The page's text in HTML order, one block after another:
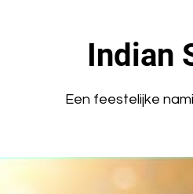
Indian
Een feestelijke